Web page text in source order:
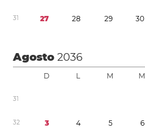
31 27 28 29 30
Agosto2036
D L M M
31
32 3 4 5 6